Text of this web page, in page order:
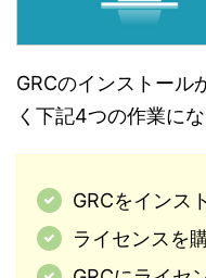
GRCのインストール
く下記4つの作業にな
GRCをインス
ライセンスを